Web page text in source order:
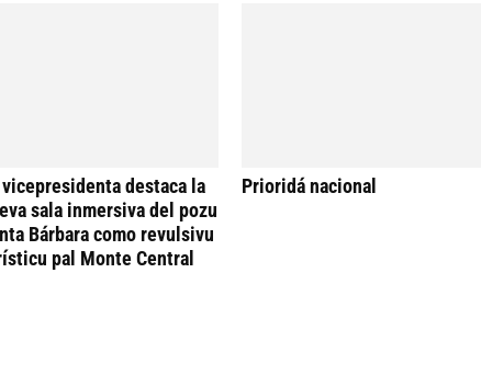
vicepresidenta destaca la
sala inmersiva del pozu
Bárbara como revulsivu
pal Monte Central
Prioridá nacional